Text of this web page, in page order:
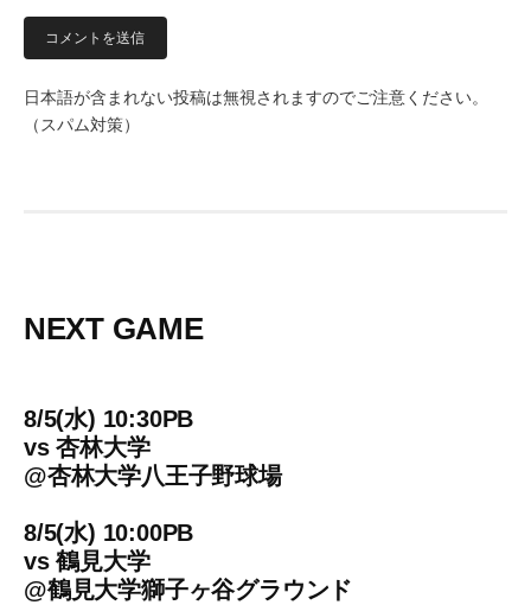
日本語が含まれない投稿は無視されますのでご注意ください。
（スパム対策）
NEXT GAME
8/5(水) 10:30PB
vs杏林大学
@杏林大学八王子野球場
8/5(水) 10:00PB
vs鶴見大学
@鶴見大学獅子ヶ谷グラウンド